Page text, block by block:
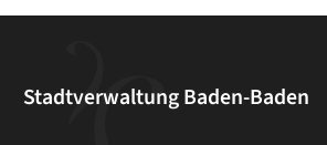
Stadtverwaltung Baden-Baden